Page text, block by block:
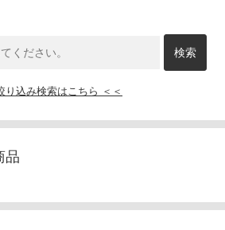
り込み検索はこちら ＜＜
品